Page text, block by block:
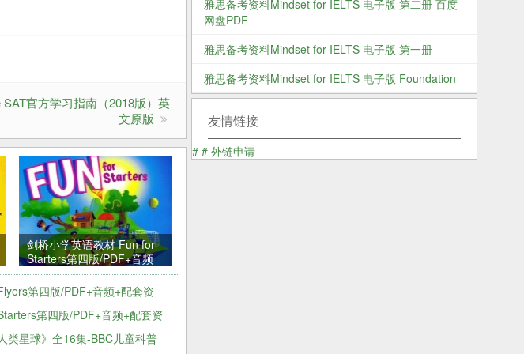
官方学习指南（2018版）英
文原版
剑桥小学英语教材 Fun for
Starters第四版/PDF+音频
+配套资料
第四版/PDF+音频+配套资
第四版/PDF+音频+配套资
类星球》全16集-BBC儿童科普
雅思备考资料Mindset for IELTS 电子版 第二册 百度
网盘PDF
雅思备考资料Mindset for IELTS 电子版 第一册
雅思备考资料Mindset for IELTS 电子版 Foundation
友情链接
# # 外链申请